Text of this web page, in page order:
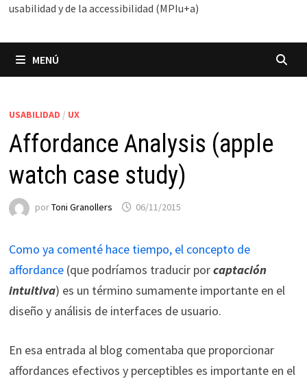
usabilidad y de la accessibilidad (MPIu+a)
MENÚ
USABILIDAD / UX
Affordance Analysis (apple
watch case study)
porToni Granollers 06/11/2015
Como ya comenté hace tiempo, el concepto de
affordance(que podríamos traducir porcaptación
intuitiva) es un término sumamente importante en el
diseño y análisis de interfaces de usuario.
En esa entrada al blog comentaba que proporcionar
affordances efectivos y perceptibles es importante en el